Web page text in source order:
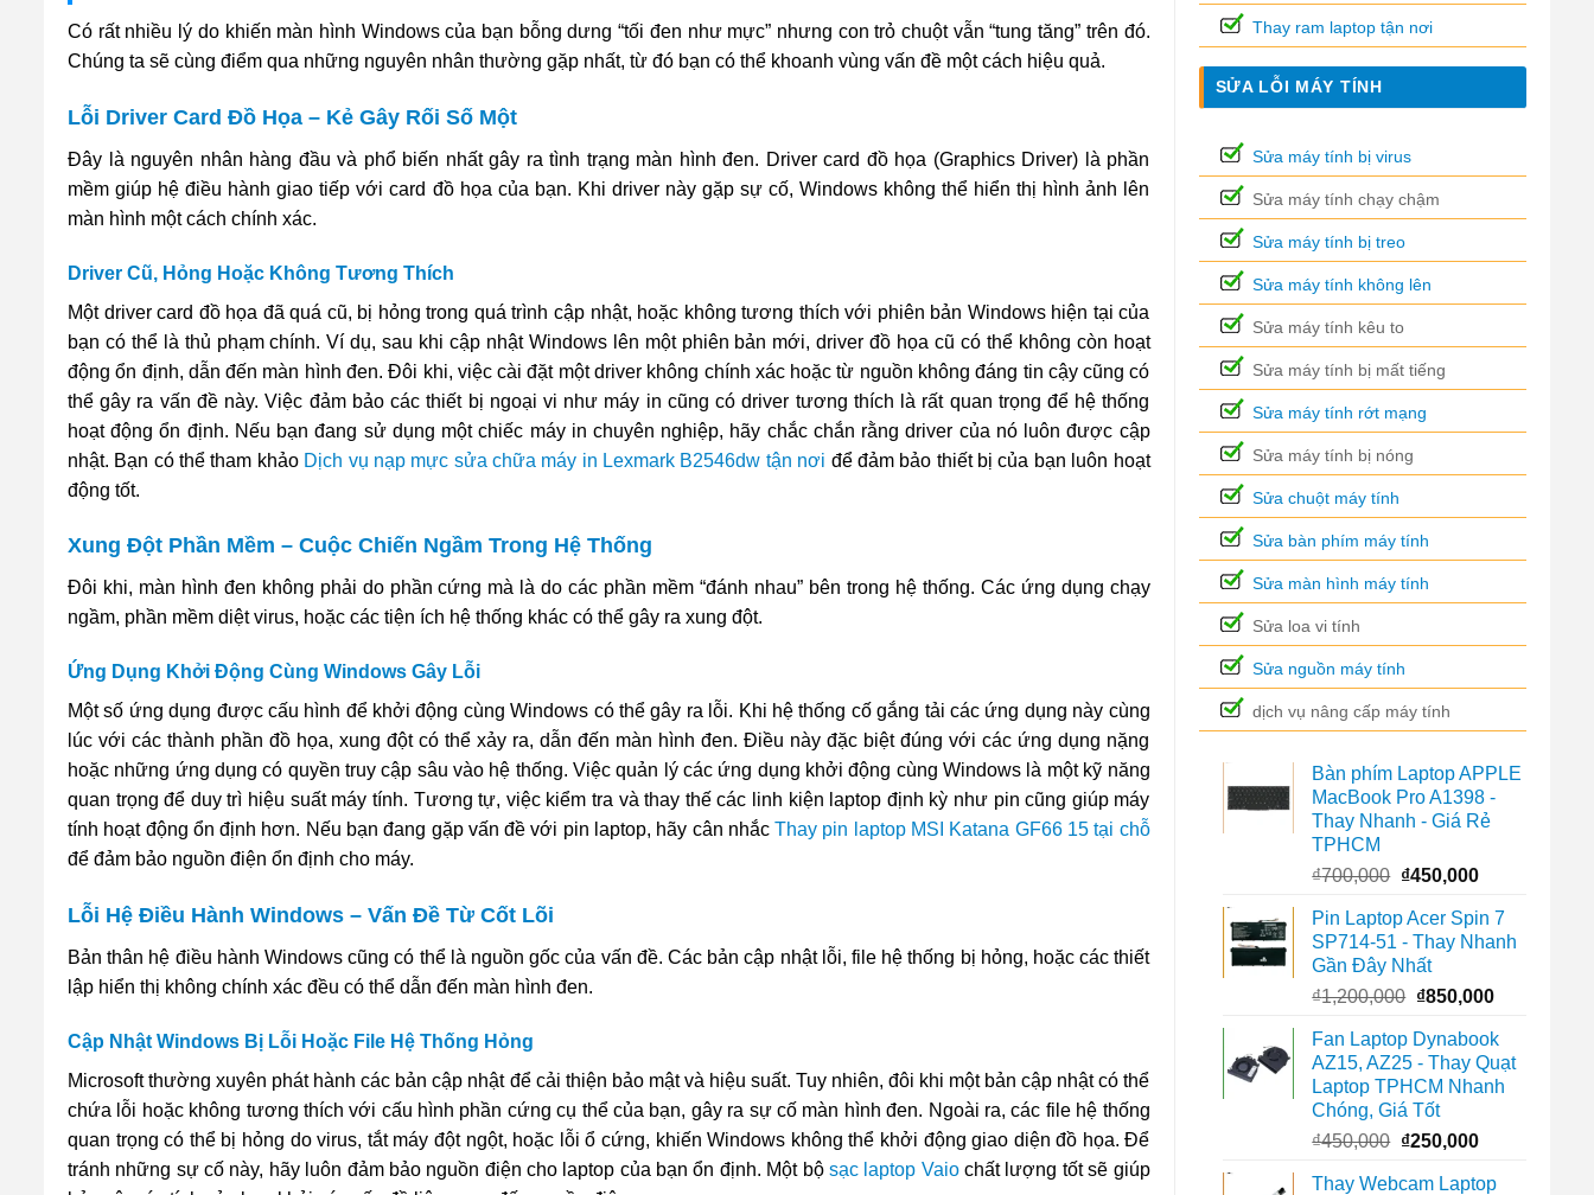
Có rất nhiều lý do khiến màn hình Windows của bạn bỗng dưng “tối đen như mực” nhưng con trỏ chuột vẫn “tung tăng” trên đó.
Chúng ta sẽ cùng điểm qua những nguyên nhân thường gặp nhất, từ đó bạn có thể khoanh vùng vấn đề một cách hiệu quả.
Lỗi Driver Card Đồ Họa – Kẻ Gây Rối Số Một
Đây là nguyên nhân hàng đầu và phổ biến nhất gây ra tình trạng màn hình đen. Driver card đồ họa (Graphics Driver) là phần
mềm giúp hệ điều hành giao tiếp với card đồ họa của bạn. Khi driver này gặp sự cố, Windows không thể hiển thị hình ảnh lên
màn hình một cách chính xác.
Driver Cũ, Hỏng Hoặc Không Tương Thích
Một driver card đồ họa đã quá cũ, bị hỏng trong quá trình cập nhật, hoặc không tương thích với phiên bản Windows hiện tại của
bạn có thể là thủ phạm chính. Ví dụ, sau khi cập nhật Windows lên một phiên bản mới, driver đồ họa cũ có thể không còn hoạt
động ổn định, dẫn đến màn hình đen. Đôi khi, việc cài đặt một driver không chính xác hoặc từ nguồn không đáng tin cậy cũng có
thể gây ra vấn đề này. Việc đảm bảo các thiết bị ngoại vi như máy in cũng có driver tương thích là rất quan trọng để hệ thống
hoạt động ổn định. Nếu bạn đang sử dụng một chiếc máy in chuyên nghiệp, hãy chắc chắn rằng driver của nó luôn được cập
nhật. Bạn có thể tham khảo Dịch vụ nạp mực sửa chữa máy in Lexmark B2546dw tận nơi để đảm bảo thiết bị của bạn luôn hoạt
động tốt.
Xung Đột Phần Mềm – Cuộc Chiến Ngầm Trong Hệ Thống
Đôi khi, màn hình đen không phải do phần cứng mà là do các phần mềm “đánh nhau” bên trong hệ thống. Các ứng dụng chạy
ngầm, phần mềm diệt virus, hoặc các tiện ích hệ thống khác có thể gây ra xung đột.
Ứng Dụng Khởi Động Cùng Windows Gây Lỗi
Một số ứng dụng được cấu hình để khởi động cùng Windows có thể gây ra lỗi. Khi hệ thống cố gắng tải các ứng dụng này cùng
lúc với các thành phần đồ họa, xung đột có thể xảy ra, dẫn đến màn hình đen. Điều này đặc biệt đúng với các ứng dụng nặng
hoặc những ứng dụng có quyền truy cập sâu vào hệ thống. Việc quản lý các ứng dụng khởi động cùng Windows là một kỹ năng
quan trọng để duy trì hiệu suất máy tính. Tương tự, việc kiểm tra và thay thế các linh kiện laptop định kỳ như pin cũng giúp máy
tính hoạt động ổn định hơn. Nếu bạn đang gặp vấn đề với pin laptop, hãy cân nhắcThay pin laptop MSI Katana GF66 15 tại chỗ
để đảm bảo nguồn điện ổn định cho máy.
Lỗi Hệ Điều Hành Windows – Vấn Đề Từ Cốt Lõi
Bản thân hệ điều hành Windows cũng có thể là nguồn gốc của vấn đề. Các bản cập nhật lỗi, file hệ thống bị hỏng, hoặc các thiết
lập hiển thị không chính xác đều có thể dẫn đến màn hình đen.
Cập Nhật Windows Bị Lỗi Hoặc File Hệ Thống Hỏng
Microsoft thường xuyên phát hành các bản cập nhật để cải thiện bảo mật và hiệu suất. Tuy nhiên, đôi khi một bản cập nhật có thể
chứa lỗi hoặc không tương thích với cấu hình phần cứng cụ thể của bạn, gây ra sự cố màn hình đen. Ngoài ra, các file hệ thống
quan trọng có thể bị hỏng do virus, tắt máy đột ngột, hoặc lỗi ổ cứng, khiến Windows không thể khởi động giao diện đồ họa. Để
tránh những sự cố này, hãy luôn đảm bảo nguồn điện cho laptop của bạn ổn định. Một bộ sạc laptop Vaiochất lượng tốt sẽ giúp
Thay ram laptop tận nơi
SỬA LỖI MÁY TÍNH
Sửa máy tính bị virus
Sửa máy tính chạy chậm
Sửa máy tính bị treo
Sửa máy tính không lên
Sửa máy tính kêu to
Sửa máy tính bị mất tiếng
Sửa máy tính rớt mạng
Sửa máy tính bị nóng
Sửa chuột máy tính
Sửa bàn phím máy tính
Sửa màn hình máy tính
Sửa loa vi tính
Sửa nguồn máy tính
dịch vụ nâng cấp máy tính
Bàn phím Laptop APPLE
MacBook Pro A1398 -
Thay Nhanh - Giá Rẻ
TPHCM
₫700,000 Giá
là:
₫700,000.
₫450,000Giá
tại
là:
Pin Laptop Acer Spin 7
SP714-51 - Thay Nhanh
Gần Đây Nhất
₫1,200,000 Giá
là:
₫1,200,000.
₫850,000Giá
tại
là:
₫850,000.
Fan Laptop Dynabook
AZ15, AZ25 - Thay Quạt
Laptop TPHCM Nhanh
Chóng, Giá Tốt
₫450,000 Giá
là:
₫250,000Giá
tại
Thay Webcam Laptop